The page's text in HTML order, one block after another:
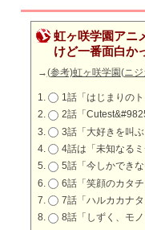
虹ヶ咲学園アニ
けど一番面白か
→(参考)虹ヶ咲学園(ニ
1話「はじまりのト
2話「
3話「大好きを叫ぶ
4話は「未知なるミ
5話「今しかできな
6話「笑顔のカタチ
7話「ハルカカナタ
8話「しずく、モノ